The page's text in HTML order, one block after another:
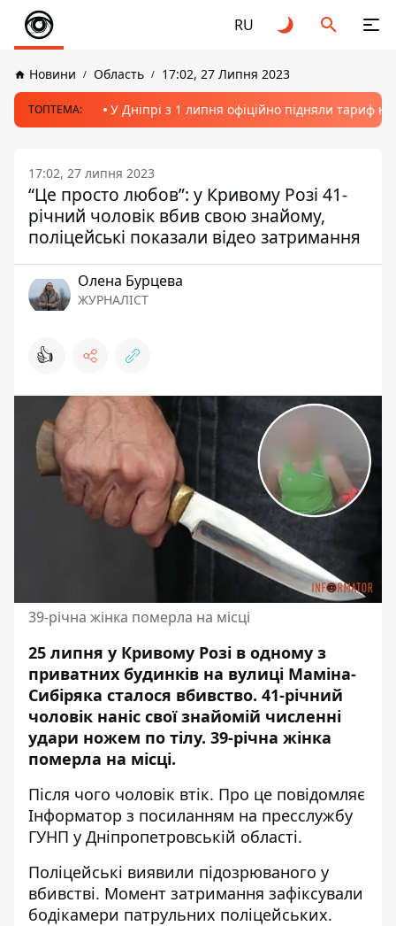
RU
Новини Область 17:02, 27 Липня 2023
ТОПТЕМА: У Дніпрі з 1 липня офіційно підняли тариф
17:02, 27 липня 2023
“Це просто любов”: у Кривому Розі 41-
річний чоловік вбив свою знайому,
поліцейські показали відео затримання
Олена Бурцева
ЖУРНАЛІСТ
👍
39-річна жінка померла на місці
25 липня у Кривому Розі в одному з
приватних будинків на вулиці Маміна-
Сибіряка сталося вбивство. 41-річний
чоловік наніс свої знайомій численні
удари ножем по тілу. 39-річна жінка
померла на місці.
Після чого чоловік втік. Про це повідомляє
Інформатор з посиланням на пресслужбу
ГУНП у Дніпропетровській області.
Поліцейські виявили підозрюваного у
вбивстві. Момент затримання зафіксували
бодікамери патрульних поліцейських.